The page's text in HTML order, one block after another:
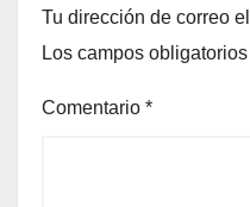
Tu dirección de correo
Los campos
Comentario *